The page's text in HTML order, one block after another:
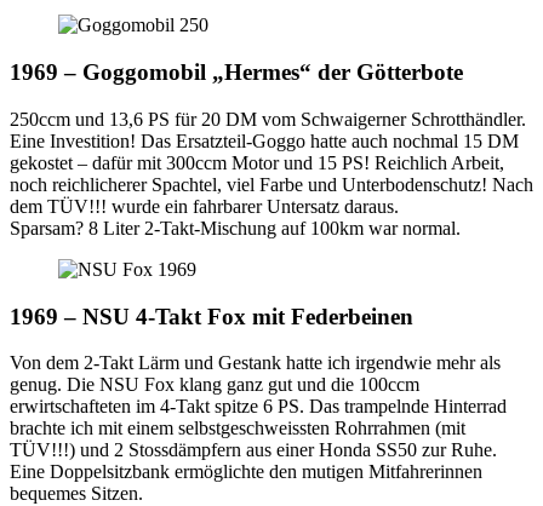
1969 – Goggomobil „Hermes“ der Götterbote
250ccm und 13,6 PS für 20 DM vom Schwaigerner Schrotthändler.
Eine Investition! Das Ersatzteil-Goggo hatte auch nochmal 15 DM
gekostet – dafür mit 300ccm Motor und 15 PS! Reichlich Arbeit,
noch reichlicherer Spachtel, viel Farbe und Unterbodenschutz! Nach
dem TÜV!!! wurde ein fahrbarer Untersatz daraus.
Sparsam? 8 Liter 2-Takt-Mischung auf 100km war normal.
1969 – NSU 4-Takt Fox mit Federbeinen
Von dem 2-Takt Lärm und Gestank hatte ich irgendwie mehr als
genug. Die NSU Fox klang ganz gut und die 100ccm
erwirtschafteten im 4-Takt spitze 6 PS. Das trampelnde Hinterrad
brachte ich mit einem selbstgeschweissten Rohrrahmen (mit
TÜV!!!) und 2 Stossdämpfern aus einer Honda SS50 zur Ruhe.
Eine Doppelsitzbank ermöglichte den mutigen Mitfahrerinnen
bequemes Sitzen.